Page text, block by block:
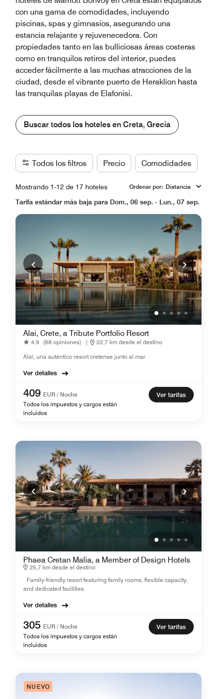
con una gama de comodidades, incluyendo
piscinas, spas y gimnasios, asegurando una
estancia relajante y rejuvenecedora. Con
propiedades tanto en las bulliciosas áreas costeras
como en tranquilos retiros del interior, puedes
acceder fácilmente a las muchas atracciones de la
ciudad, desde el vibrante puerto de Heraklion hasta
las tranquilas playas de Elafonisi.
Buscar todos los hoteles en Creta, Grecia
Todos los filtros Precio Comodidades
Mostrando 1-12 de 17 hoteles Ordenar por: Distancia
Tarifa estándar más baja para Dom., 06 sep. - Lun., 07 sep.
Alai, Crete, a Tribute Portfolio Resort
4.9 (68 opiniones) |
22,7 km desde el destino
Alai, una auténtico resort cretense junto al mar
Ver detalles
409 EUR / Noche
Todos los impuestos y cargos están
incluidos
Ver tarifas
Phaea Cretan Malia, a Member of Design Hotels
25,7 km desde el destino
Family-friendly resort featuring family rooms, flexible capacity,
and dedicated facilities.
Ver detalles
305 EUR / Noche
Todos los impuestos y cargos están
incluidos
Ver tarifas
NUEVO